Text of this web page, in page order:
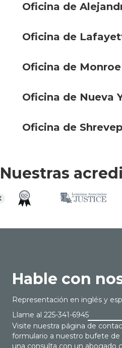
Oficina de
Oficina de
Oficina de Monroe
Oficina de Nueva
Oficina de
Nuestras
Hable con
Representación en inglés y
Llame al 225-341-6945
Visite nuestra página de
formulario a nuestro bufete de